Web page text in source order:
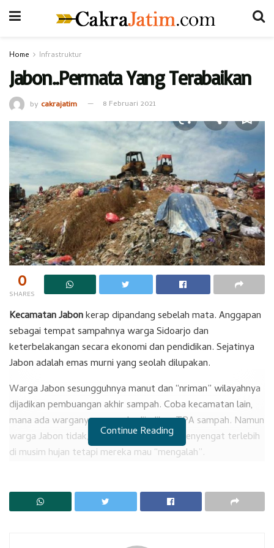
Home Infrastruktur
Jabon..Permata Yang Terabaikan
by cakrajatim 8 Februari 2021
0
SHARES
Kecamatan Jabonkerap dipandang sebelah mata. Anggapan
sebagai tempat sampahnya warga Sidoarjo dan
keterbelakangan secara ekonomi dan pendidikan. Sejatinya
Jabon adalah emas murni yang seolah dilupakan.
Warga Jabon sesungguhnya manut dan “nriman” wilayahnya
dijadikan pembuangan akhir sampah. Coba kecamatan lain,
mana ada warganya yang rela dijadikan TPA sampah. Namun
warga Jabon tidak, kendati bau sampah menyengat terlebih
di musim hujan tetapi mereka mau “mengalah”.
Temuan BPK Mengejutkan di Sidoarjo
Continue Reading